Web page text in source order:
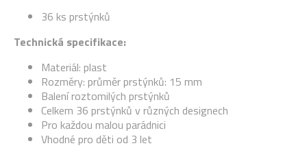
36 ks prstýnků
Technická specifikace:
Materiál: plast
Rozměry: průměr prstýnků: 15 mm
Balení roztomilých prstýnků
Celkem 36 prstýnků v různých designech
Pro každou malou parádnici
Vhodné pro děti od 3 let